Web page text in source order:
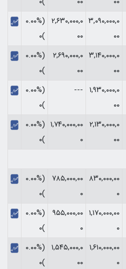
۳,۰۹۰,۰۰۰,۰
۰۰
۲,۶۳۰,۰۰۰,۰
۰۰
(۰.۰۰%
)۰
۳,۱۴۰,۰۰۰,۰
۰۰
۲,۶۹۰,۰۰۰,۰
۰۰
(۰.۰۰%
)۰
۱,۹۳۰,۰۰۰,۰
۰۰
---
(۰.۰۰%
)۰
۲,۱۳۰,۰۰۰,۰
۰۰
۱,۷۴۰,۰۰۰,۰۰
۰
(۰.۰۰%
)۰
۸۳۰,۰۰۰,۰۰
۰
۷۸۵,۰۰۰,۰۰
۰
(۰.۰۰%
)۰
۱,۱۷۰,۰۰۰,۰۰
۰
۹۵۵,۰۰۰,۰۰
۰
(۰.۰۰%
)۰
۱,۶۱۰,۰۰۰,۰۰
۰
۱,۵۴۵,۰۰۰,۰
۰۰
(۰.۰۰%
)۰